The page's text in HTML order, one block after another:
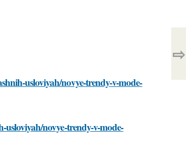
usloviyah/novye-trendy-v-mode-
novye-trendy-v-mode-
⇨